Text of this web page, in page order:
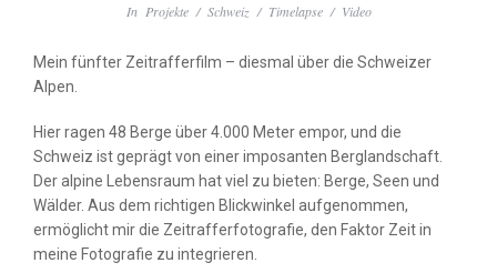
In Projekte/ Schweiz/ Timelapse/ Video
Mein fünfter Zeitrafferfilm – diesmal über die Schweizer
Alpen.
Hier ragen 48 Berge über 4.000 Meter empor, und die
Schweiz ist geprägt von einer imposanten Berglandschaft.
Der alpine Lebensraum hat viel zu bieten: Berge, Seen und
Wälder. Aus dem richtigen Blickwinkel aufgenommen,
ermöglicht mir die Zeitrafferfotografie, den Faktor Zeit in
meine Fotografie zu integrieren.